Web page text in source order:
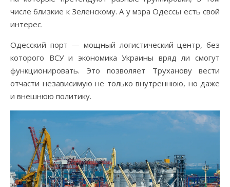
числе близкие к Зеленскому. А у мэра Одессы есть свой
интерес.
Одесский порт — мощный логистический центр, без
которого ВСУ и экономика Украины вряд ли смогут
функционировать. Это позволяет Труханову вести
отчасти независимую не только внутреннюю, но даже
и внешнюю политику.